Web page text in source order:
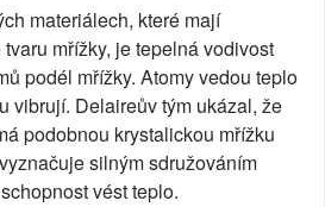
materiálech, které mají
mřížky, je tepelná vodivost
podél mřížky. Atomy vedou teplo
vibrují. Delaireův tým ukázal, že
podobnou krystalickou mřížku
silným sdružováním
vést teplo.